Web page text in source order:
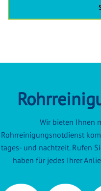
Wir bieten Ihnen
Rohrreinigungsnotdienst
tages- und nachtzeit. Rufen
haben für jedes Ihrer